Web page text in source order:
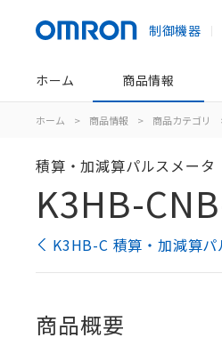
制御機器
ホーム 商品情報
ホーム > 商品情報 > 商品カテゴリ
積算・加減算パルスメータ
K3HB-
K3HB-C 積算・加減算
商品概要